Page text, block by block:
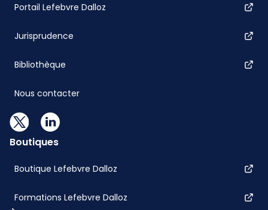
Portail Lefebvre Dalloz
Jurisprudence
Bibliothèque
Nous contacter
Boutiques
Boutique Lefebvre Dalloz
Formations Lefebvre Dalloz